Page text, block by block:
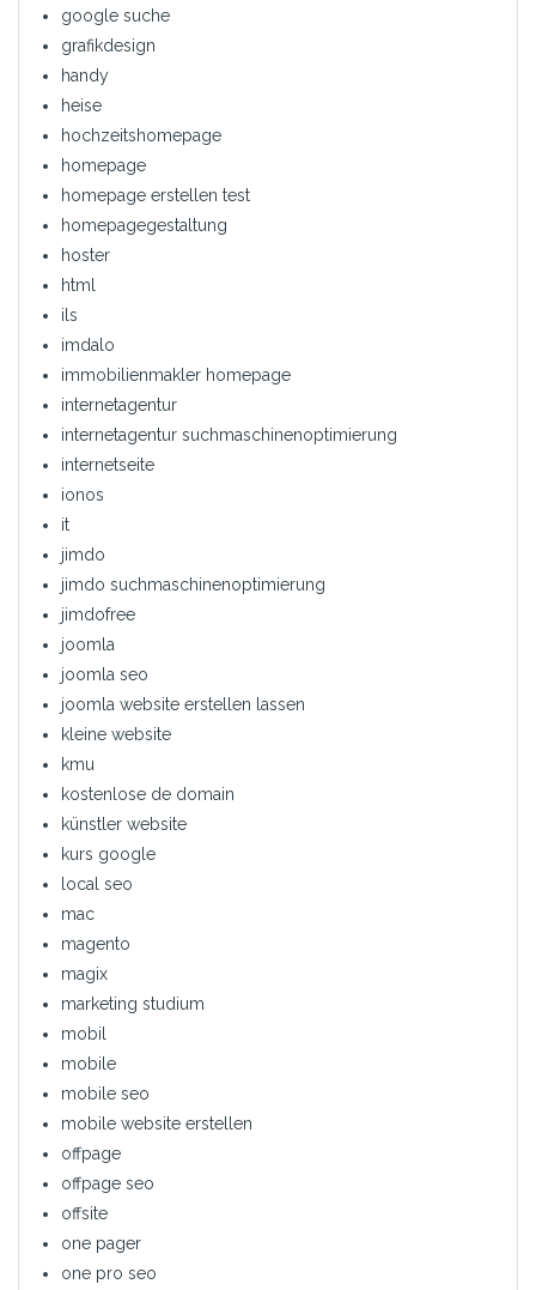
google suche
grafikdesign
handy
heise
hochzeitshomepage
homepage
homepage erstellen test
homepagegestaltung
hoster
html
ils
imdalo
immobilienmakler homepage
internetagentur
internetagentur suchmaschinenoptimierung
internetseite
ionos
it
jimdo
jimdo suchmaschinenoptimierung
jimdofree
joomla
joomla seo
joomla website erstellen lassen
kleine website
kmu
kostenlose de domain
künstler website
kurs google
local seo
mac
magento
magix
marketing studium
mobil
mobile
mobile seo
mobile website erstellen
offpage
offpage seo
offsite
one pager
one pro seo